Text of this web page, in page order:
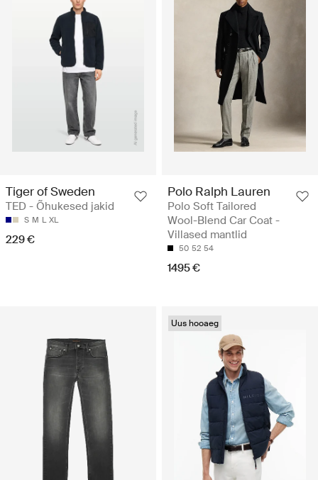
Tiger of Sweden
TED - Õhukesed jakid
S M L XL
229 €
Polo Ralph Lauren
Polo Soft Tailored
Wool-Blend Car Coat -
Villased mantlid
50 52 54
1495 €
Uus hooaeg